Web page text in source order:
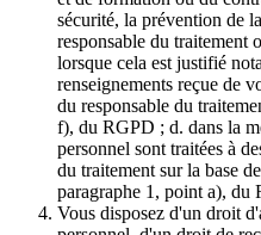
sécurité, la prévention de
responsable du traitement
lorsque cela est justifié
renseignements reçue de
du responsable du
f), du RGPD ; d. dans la
personnel sont traitées à
du traitement sur la base
paragraphe 1, point a), du
Vous disposez d'un droit